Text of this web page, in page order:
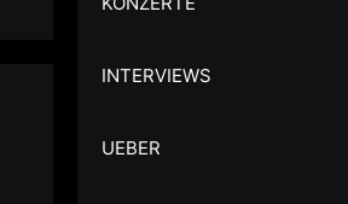
INTERVIEWS
UEBER